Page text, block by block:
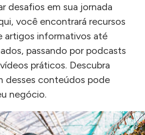
desafios em sua jornada
você encontrará recursos
artigos informativos até
passando por podcasts
práticos. Descubra
desses conteúdos pode
negócio.